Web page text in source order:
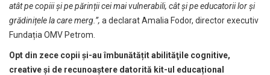
atât pe copiii și pe părinții cei mai vulnerabili, cât și pe educatorii lor și
grădinițele la care merg.”, a declarat Amalia Fodor, director executiv
Fundația OMV Petrom.
Opt din zece copii și-au îmbunătățit abilităţile cognitive,
creative şi de recunoaştere datorită kit-ul educațional